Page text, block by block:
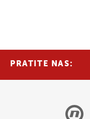
PRATITE NAS: